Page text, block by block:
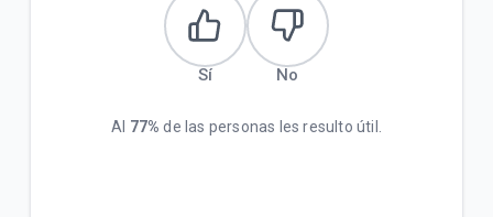
¿Qué tipo de equipos soportan el servicio de
Sí No
Al 77% de las personas les resulto útil.